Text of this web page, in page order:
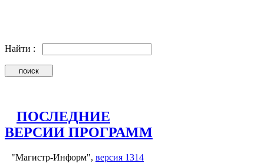
Найти :
ПОСЛЕДНИЕ
ВЕРСИИ ПРОГРАММ
"Магистр-Информ", версия 1314